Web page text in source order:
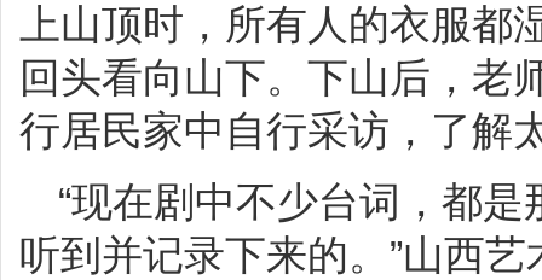
上山顶时，所有人的衣服
回头看向山下。下山后，老
行居民家中自行采访，了解
“现在剧中不少台词，都
听到并记录下来的。”山西